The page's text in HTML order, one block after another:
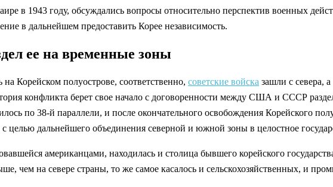
в 1943 году, обсуждались вопросы относительно перспектив военных
в дальнейшем предоставить Корее независимость.
ее на временные зоны
Корейском полуострове, соответственно, советские войска зашли с севера,
конфликта берет свое начало с договоренности между США и СССР
по 38-й параллели, и после окончательного освобождения Корейского
целью дальнейшего объединения северной и южной зоны в целостное
американцами, находилась и столица бывшего корейского
чем на севере страны, то же самое касалось и сельскохозяйственных, и